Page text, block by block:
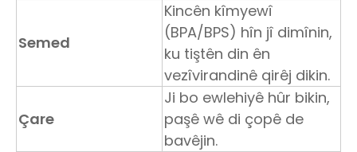
Semed
Kincên kîmyewî
(BPA/BPS) hîn jî dimînin,
ku tiştên din ên
vezîvirandinê qirêj dikin.
Çare
Ji bo ewlehiyê hûr bikin,
paşê wê di çopê de
bavêjin.